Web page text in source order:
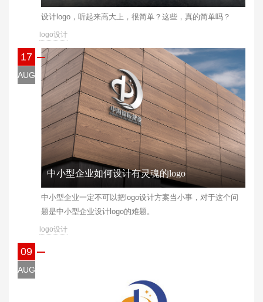
​设计logo，听起来高大上，很简单？这些，真的简单吗？
logo设计
17
AUG
中小型企业如何设计有灵魂的logo
​中小型企业一定不可以把logo设计方案当小事，对于这个问
题是中小型企业设计logo的难题。
logo设计
09
AUG